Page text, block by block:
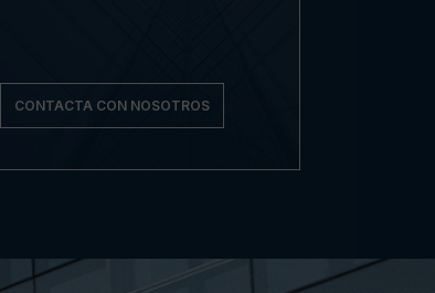
CONTACTA CON NOSOTROS